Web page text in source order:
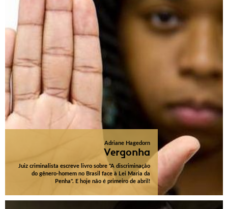
Adriane Hagedorn
Vergonha
Juiz criminalista escreve livro sobre "A discriminação
do gênero-homem no Brasil face à Lei Maria da
Penha". E hoje não é primeiro de abril!